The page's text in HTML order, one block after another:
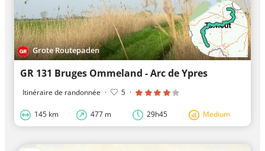
Grote Routepaden
GR 131 Bruges Ommeland - Arc de Ypres
Itinéraire de randonnée · 5 ·
145 km 477 m 29h45 Medium